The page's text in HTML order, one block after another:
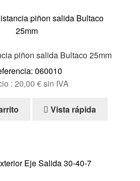
piñon salida Bultaco 25mm
060010
: 20,00 €sin IVA
Vista rápida